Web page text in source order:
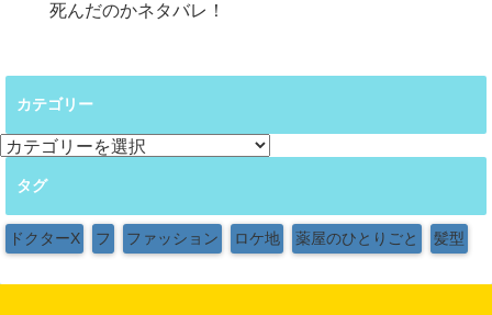
死んだのかネタバレ！
カテゴリー
カ
リ
ー
タグ
ドクターX フ ファッション ロケ地 薬屋のひとりごと 髪型